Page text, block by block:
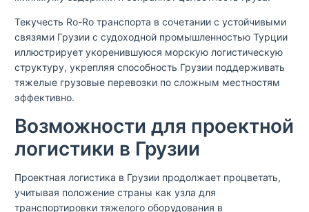
Текучесть Ro-Ro транспорта в сочетании с устойчивыми
связями Грузии с судоходной промышленностью Турции
иллюстрирует укоренившуюся морскую логистическую
структуру, укрепляя способность Грузии поддерживать
тяжелые грузовые перевозки по сложным местностям
эффективно.
Возможности для проектной
логистики в Грузии
Проектная логистика в Грузии продолжает процветать,
учитывая положение страны как узла для
транспортировки тяжелого оборудования в